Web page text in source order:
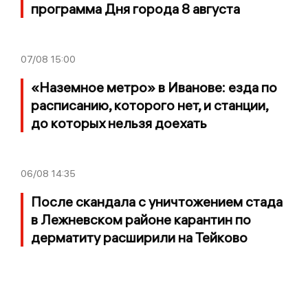
программа Дня города 8 августа
07/08 15:00
«Наземное метро» в Иванове: езда по
расписанию, которого нет, и станции,
до которых нельзя доехать
06/08 14:35
После скандала с уничтожением стада
в Лежневском районе карантин по
дерматиту расширили на Тейково